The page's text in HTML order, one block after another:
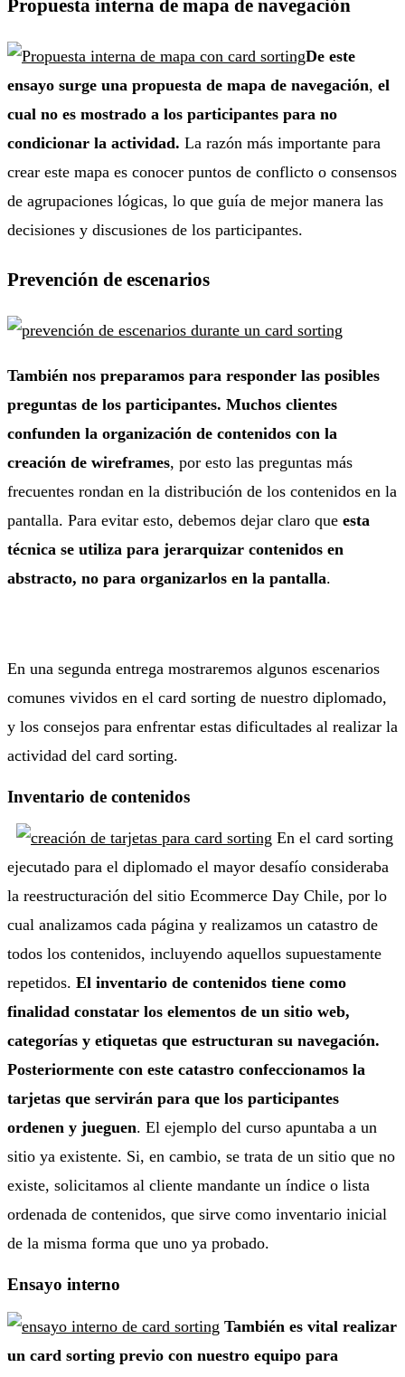
Propuesta interna de mapa de navegación
De este
ensayo surge una propuesta de mapa de navegación, el
cual no es mostrado a los participantes para no
condicionar la actividad. La razón más importante para
crear este mapa es conocer puntos de conflicto o consensos
de agrupaciones lógicas, lo que guía de mejor manera las
decisiones y discusiones de los participantes.
Prevención de escenarios
También nos preparamos para responder las posibles
preguntas de los participantes. Muchos clientes
confunden la organización de contenidos con la
creación de wireframes, por esto las preguntas más
frecuentes rondan en la distribución de los contenidos en la
pantalla. Para evitar esto, debemos dejar claro que esta
técnica se utiliza para jerarquizar contenidos en
abstracto, no para organizarlos en la pantalla.
En una segunda entrega mostraremos algunos escenarios
comunes vividos en el card sorting de nuestro diplomado,
y los consejos para enfrentar estas dificultades al realizar la
actividad del card sorting.
Inventario de contenidos
En el card sorting
ejecutado para el diplomado el mayor desafío consideraba
la reestructuración del sitio Ecommerce Day Chile, por lo
cual analizamos cada página y realizamos un catastro de
todos los contenidos, incluyendo aquellos supuestamente
repetidos. El inventario de contenidos tiene como
finalidad constatar los elementos de un sitio web,
categorías y etiquetas que estructuran su navegación.
Posteriormente con este catastro confeccionamos la
tarjetas que servirán para que los participantes
ordenen y jueguen. El ejemplo del curso apuntaba a un
sitio ya existente. Si, en cambio, se trata de un sitio que no
existe, solicitamos al cliente mandante un índice o lista
ordenada de contenidos, que sirve como inventario inicial
de la misma forma que uno ya probado.
Ensayo interno
También es vital realizar
un card sorting previo con nuestro equipo para